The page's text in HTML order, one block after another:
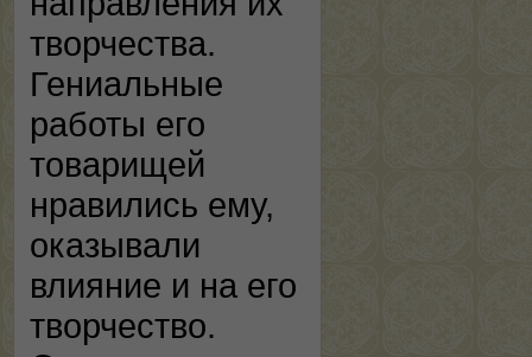
творчества.
Гениальные
работы его
товарищей
нравились ему,
оказывали
влияние и на его
творчество.